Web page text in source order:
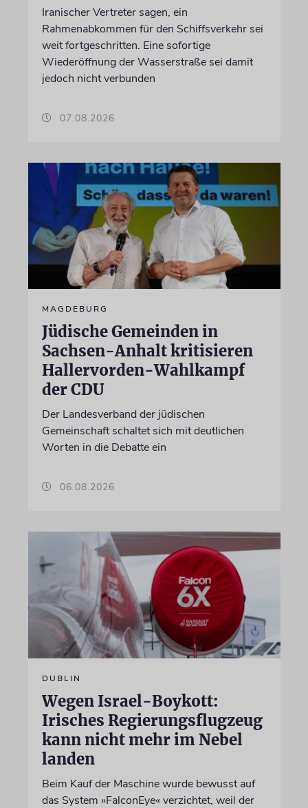
Iranischer Vertreter sagen, ein
Rahmenabkommen für den Schiffsverkehr sei
weit fortgeschritten. Eine sofortige
Wiederöffnung der Wasserstraße sei damit
jedoch nicht verbunden
07.08.2026
MAGDEBURG
Jüdische Gemeinden in
Sachsen-Anhalt kritisieren
Hallervorden-Wahlkampf
der CDU
Der Landesverband der jüdischen
Gemeinschaft schaltet sich mit deutlichen
Worten in die Debatte ein
06.08.2026
DUBLIN
Wegen Israel-Boykott:
Irisches Regierungsflugzeug
kann nicht mehr im Nebel
landen
Beim Kauf der Maschine wurde bewusst auf
das System »FalconEye« verzichtet, weil der